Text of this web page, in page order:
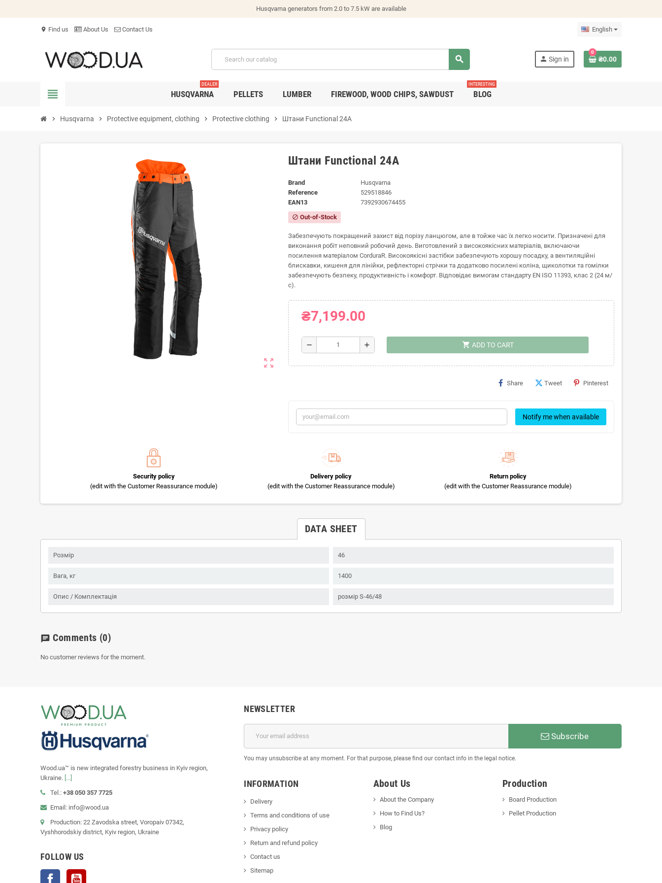
Husqvarna generators from 2.0 to 7.5 kW are available
location_on Find us About Us Contact Us English
search person Sign in
0
₴0.00
view_headline HUSQVARNA
DEALER
PELLETS LUMBER FIREWOOD, WOOD CHIPS, SAWDUST BLOG
INTERESTING
chevron_right Husqvarna chevron_right Protective equipment, clothing chevron_right Protective clothing chevron_right Штани Functional 24A
zoom_out_map
Штани Functional 24A
Brand
Husqvarna
Reference
529518846
EAN13
7392930674455
block Out-of-Stock
Забезпечують покращений захист від порізу ланцюгом, але в тойже час їх легко носити. Призначені для
виконання робіт неповний робочий день. Виготовлений з високоякісних матеріалів, включаючи
посилення матеріалом CorduraR. Високоякісні застібки забезпечують хорошу посадку, а вентиляційні
блискавки, кишеня для лінійки, рефлекторні стрічки та додатково посилені коліна, щиколотки та гомілки
забезпечують безпеку, продуктивність і комфорт. Відповідає вимогам стандарту EN ISO 11393, клас 2 (24 м/
с).
₴7,199.00
remove add shopping_cart ADD TO CART
Share Tweet Pinterest
Notify me when available
Security policy
(edit with the Customer Reassurance module)
Delivery policy
(edit with the Customer Reassurance module)
Return policy
(edit with the Customer Reassurance module)
DATA SHEET
Розмір 46
Вага, кг 1400
Опис / Комплектація розмір S-46/48
chat Comments (0)
No customer reviews for the moment.
Wood.ua™ is new integrated forestry business in Kyiv region,
Ukraine. [...]
Tel.: +38 050 357 7725
Email: info@wood.ua
Production: 22 Zavodska street, Voropaiv 07342,
Vyshhorodskiy district, Kyiv region, Ukraine
FOLLOW US
Facebook
NEWSLETTER
Subscribe
You may unsubscribe at any moment. For that purpose, please find our contact info in the legal notice.
INFORMATION
Delivery
Terms and conditions of use
Privacy policy
Return and refund policy
Contact us
Sitemap
About Us
About the Company
How to Find Us?
Blog
Production
Board Production
Pellet Production